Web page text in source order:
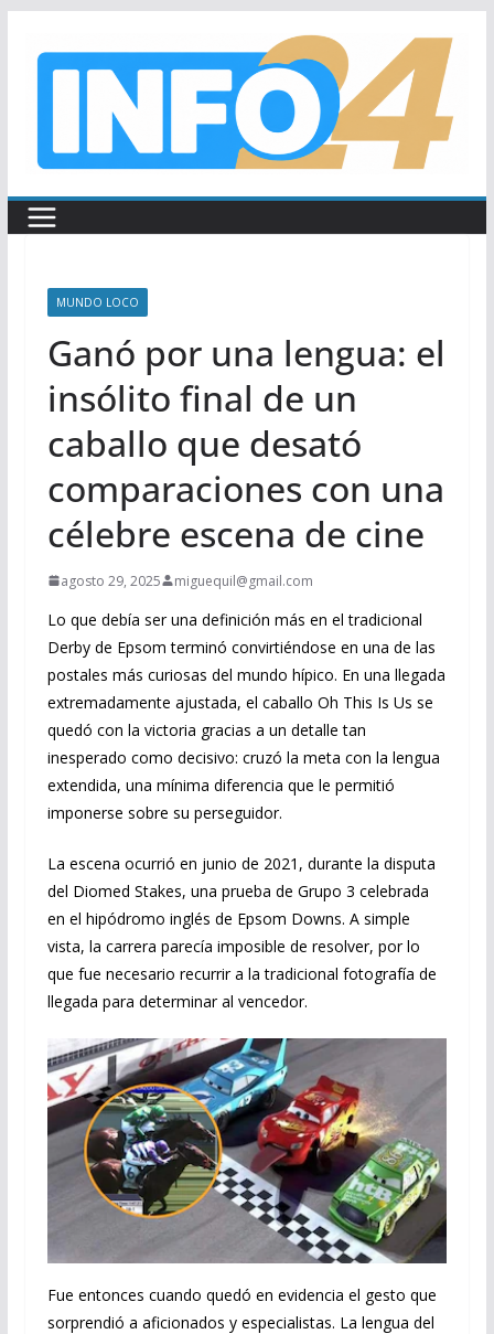
MUNDO LOCO
Ganó por una lengua: el
insólito final de un
caballo que desató
comparaciones con una
célebre escena de cine
agosto 29, 2025 miguequil@gmail.com
Lo que debía ser una definición más en el tradicional
Derby de Epsom terminó convirtiéndose en una de las
postales más curiosas del mundo hípico. En una llegada
extremadamente ajustada, el caballo Oh This Is Us se
quedó con la victoria gracias a un detalle tan
inesperado como decisivo: cruzó la meta con la lengua
extendida, una mínima diferencia que le permitió
imponerse sobre su perseguidor.
La escena ocurrió en junio de 2021, durante la disputa
del Diomed Stakes, una prueba de Grupo 3 celebrada
en el hipódromo inglés de Epsom Downs. A simple
vista, la carrera parecía imposible de resolver, por lo
que fue necesario recurrir a la tradicional fotografía de
llegada para determinar al vencedor.
Fue entonces cuando quedó en evidencia el gesto que
sorprendió a aficionados y especialistas. La lengua del